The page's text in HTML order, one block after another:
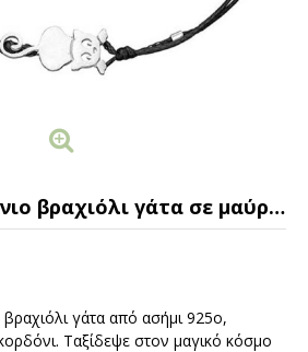
Onirolithi Ασημένιο βραχιόλι γάτα σε μαύρο κορδόνι
γάτα από ασήμι 925ο,
Ταξίδεψε στον μαγικό κόσμο